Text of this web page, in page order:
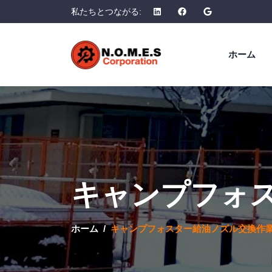
私たちとつながる:
ホーム
キャンプフォ
ホーム キャンプフォスター給油ノズル交換作